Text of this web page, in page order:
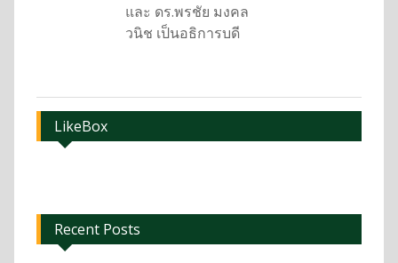
และ ดร.พรชัย มงคล
วนิช เป็นอธิการบดี
LikeBox
Recent Posts